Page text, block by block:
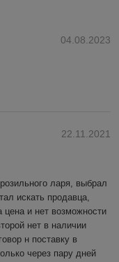
04.08.2023
22.11.2021
ларя, выбрал
искать продавца,
и нет возможности
нет в наличии
н поставку в
через пару дней